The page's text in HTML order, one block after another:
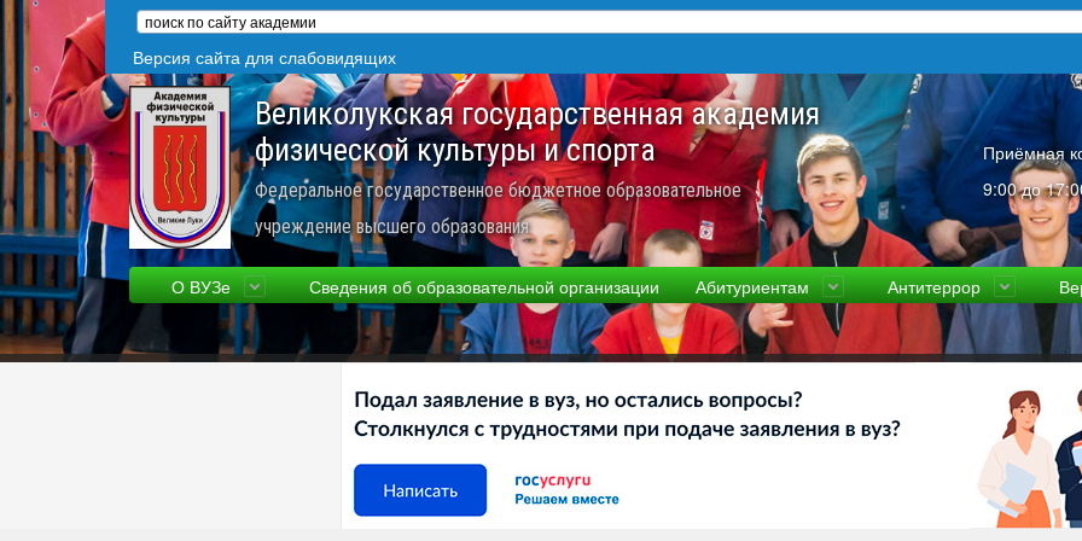
Версия сайта для слабовидящих
Великолукская государственная академия
физической культуры и спорта
Федеральное государственное бюджетное образовательное
учреждение высшего образования
Приёмная
9:00 до
О ВУЗе
Сведения об образовательной
организации
Факультеты Ученый совет
Новости
Прочие документы
Великолукская Олимпийская академия Память и слава ВЛГАФК
Сведения об образовательной организации Абитуриентам
Приемная комиссия
Видео-экскурсия
Антитеррор
Правовая